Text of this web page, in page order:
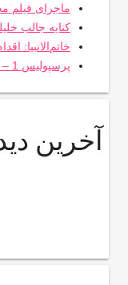
ماجرای فیلم
کنایه جالب
خاتم‌الانبیا:
پرسپولیس 1 – پیرامیدز 0: شکست قهرمان آفریقا!
آخرین